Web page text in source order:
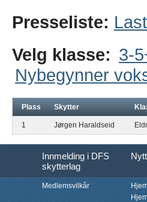
Presseliste:
Velg klasse: 3-
Nybegynner
Plass Skytter
1 Jørgen Haraldseid
Innmelding i DFS
skytterlag
Medlemsvilkår